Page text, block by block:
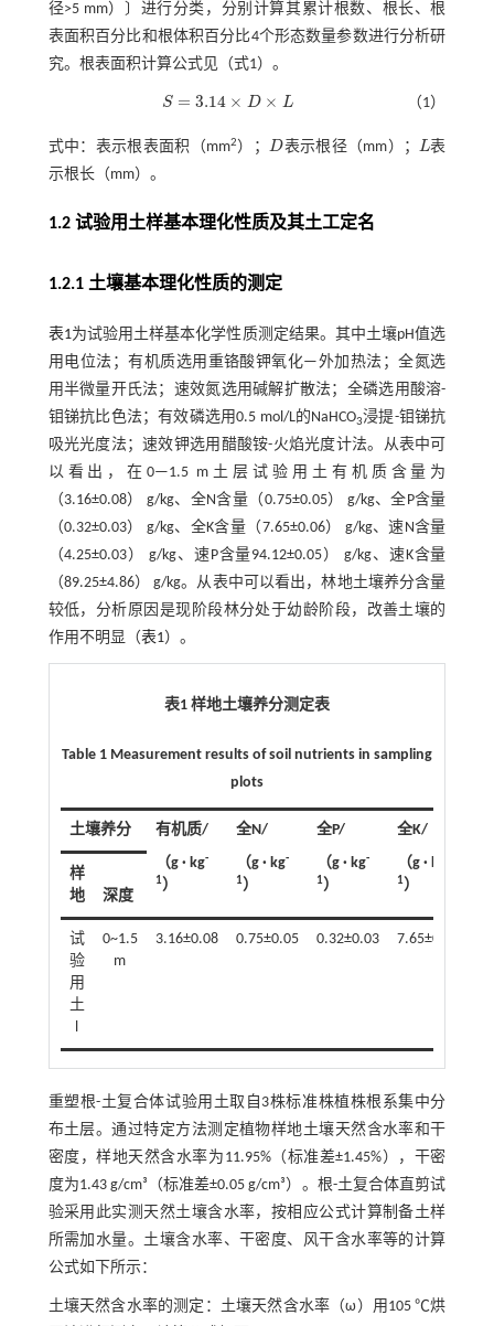
径>5 mm）〕进行分类，分别计算其累计根数、根长、根
表面积百分比和根体积百分比4个形态数量参数进行分析研
究。根表面积计算公式见（式1）。
S = 3.14 × D × L
S= 3.14×D× L （1）
式中：表示根表面积（mm2）； D
D 表示根径（mm）；L
L 表
示根长（mm）。
1.2 试验用土样基本理化性质及其土工定名
1.2.1 土壤基本理化性质的测定
表1为试验用土样基本化学性质测定结果。其中土壤pH值选
用电位法；有机质选用重铬酸钾氧化—外加热法；全氮选
用半微量开氏法；速效氮选用碱解扩散法；全磷选用酸溶-
钼锑抗比色法；有效磷选用0.5 mol/L的NaHCO3浸提-钼锑抗
吸光光度法；速效钾选用醋酸铵-火焰光度计法。从表中可
以看出，在0—1.5 m土层试验用土有机质含量为
（3.16±0.08） g/kg、全N含量（0.75±0.05） g/kg、全P含量
（0.32±0.03） g/kg、全K含量（7.65±0.06） g/kg、速N含量
（4.25±0.03） g/kg、速P含量94.12±0.05） g/kg、速K含量
（89.25±4.86） g/kg。从表中可以看出，林地土壤养分含量
较低，分析原因是现阶段林分处于幼龄阶段，改善土壤的
作用不明显（表1）。
表1 样地土壤养分测定表
Table 1 Measurement results of soil nutrients in sampling
plots
土壤养分
有机质/
（g · kg-
1）
全N/
（g · kg-
1）
全P/
（g · kg-
1）
全K/
（g · kg
1）
样
地
深度
试
验
用
土
l
0~1.5
m
3.16±0.08 0.75±0.05 0.32±0.03 7.65±0.06
重塑根-土复合体试验用土取自3株标准株植株根系集中分
布土层。通过特定方法测定植物样地土壤天然含水率和干
密度，样地天然含水率为11.95%（标准差±1.45%），干密
度为1.43 g/cm³（标准差±0.05 g/cm³）。根-土复合体直剪试
验采用此实测天然土壤含水率，按相应公式计算制备土样
所需加水量。土壤含水率、干密度、风干含水率等的计算
公式如下所示：
土壤天然含水率的测定：土壤天然含水率（ω）用105 ℃烘